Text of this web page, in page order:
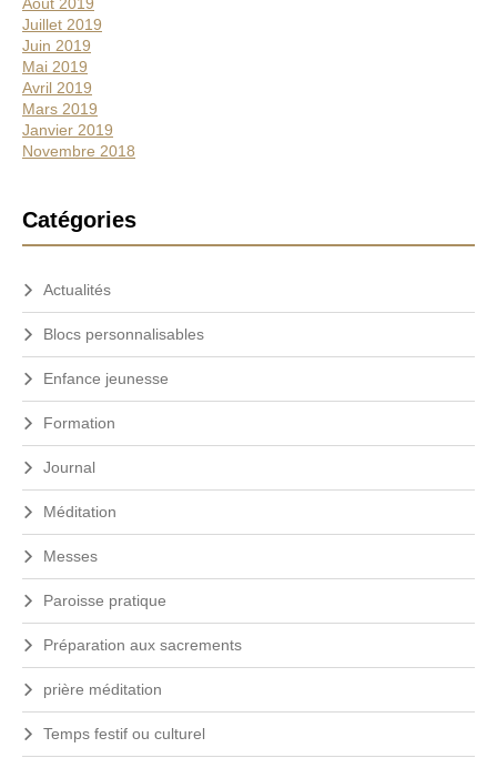
Juillet 2019
Juin 2019
Mai 2019
Avril 2019
Mars 2019
Janvier 2019
Novembre 2018
Catégories
Actualités
Blocs personnalisables
Enfance jeunesse
Formation
Journal
Méditation
Messes
Paroisse pratique
Préparation aux sacrements
prière méditation
Temps festif ou culturel